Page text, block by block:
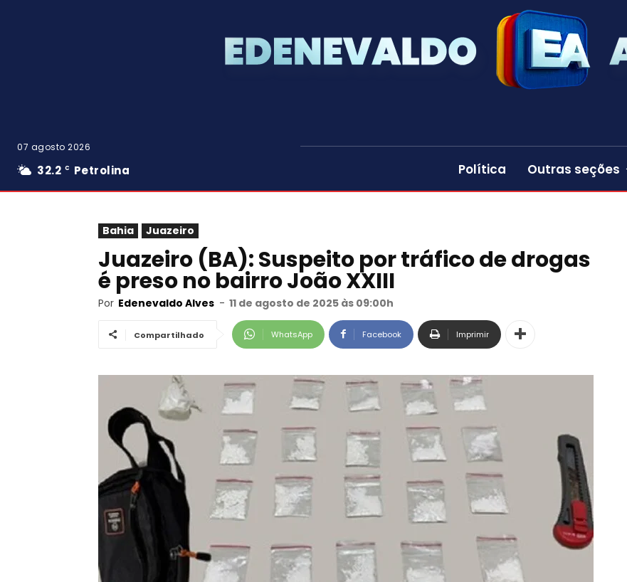
07 agosto 2026
32.2 C Petrolina Política Outras seções
Bahia Juazeiro
Juazeiro (BA): Suspeito por tráfico de drogas
é preso no bairro João XXIII
Por Edenevaldo Alves - 11 de agosto de 2025 às 09:00h
Compartilhado WhatsApp Facebook Imprimir